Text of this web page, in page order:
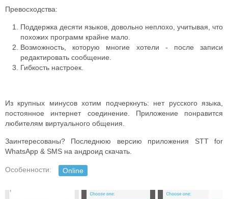
Превосходства:
Поддержка десяти языков, довольно неплохо, учитывая, что
похожих программ крайне мало.
Возможность, которую многие хотели - после записи
редактировать сообщение.
Гибкость настроек.
Из крупных минусов хотим подчеркнуть: нет русского языка,
постоянное интернет соединение. Приложение понравится
любителям виртуального общения.
Заинтересованы? Последнюю версию приложения STT for
WhatsApp & SMS на андроид скачать.
Особенности: Online